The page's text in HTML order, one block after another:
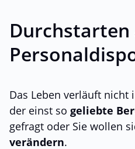
Durchstarten
Das Leben verläuft nicht
der einst so geliebte
gefragt oder Sie wollen
verändern.